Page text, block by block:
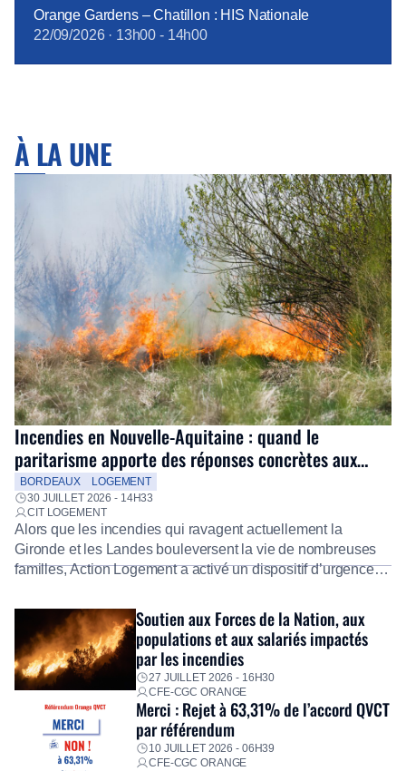
Orange Gardens – Chatillon : HIS Nationale
22/09/2026· 13h00 - 14h00
À LA UNE
Incendies en Nouvelle-Aquitaine : quand le
paritarisme apporte des réponses concrètes aux
salariés
BORDEAUX
LOGEMENT
30 JUILLET 2026 - 14H33
CIT LOGEMENT
Alors que les incendies qui ravagent actuellement la
Gironde et les Landes bouleversent la vie de nombreuses
familles, Action Logement a activé un dispositif d’urgence
Fidèle à sa mission d’utilité sociale, le Groupe mobilise
immédiatement ses équipes afin de proposer un diagnostic
personnalisé, des aides financières pour faire face aux
premières dépenses, […]
Soutien aux Forces de la Nation, aux
populations et aux salariés impactés
par les incendies
27 JUILLET 2026 - 16H30
CFE-CGC ORANGE
Merci : Rejet à 63,31% de l’accord QVCT
par référendum
10 JUILLET 2026 - 06H39
CFE-CGC ORANGE